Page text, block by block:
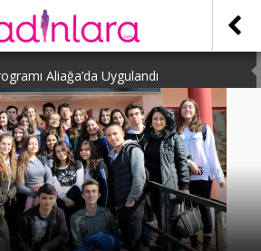
Aliağa’da Uygulandı
Topluluğu Büyüledi
Sporda Öncü ve Güçlü”
Etkinliği
Umut Oluyor